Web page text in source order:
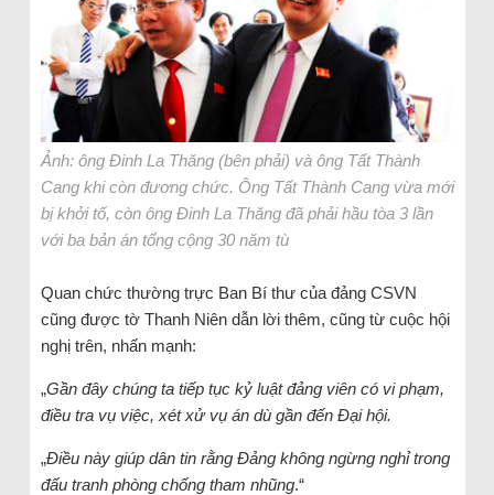
Ảnh: ông Đinh La Thăng (bên phải) và ông Tất Thành
Cang khi còn đương chức. Ông Tất Thành Cang vừa mới
bị khởi tố, còn ông Đinh La Thăng đã phải hầu tòa 3 lần
với ba bản án tổng cộng 30 năm tù
Quan chức thường trực Ban Bí thư của đảng CSVN
cũng được tờ Thanh Niên dẫn lời thêm, cũng từ cuộc hội
nghị trên, nhấn mạnh:
„Gần đây chúng ta tiếp tục kỷ luật đảng viên có vi phạm,
điều tra vụ việc, xét xử vụ án dù gần đến Đại hội.
„Điều này giúp dân tin rằng Đảng không ngừng nghỉ trong
đấu tranh phòng chống tham nhũng.“